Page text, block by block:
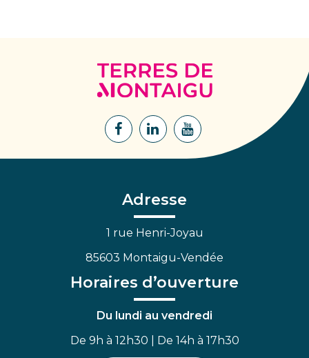
Terres
de
Lien
Facebook
Lien
Lien
Adresse
1 rue Henri-Joyau
85603 Montaigu-Vendée
Horaires d’ouverture
Du lundi au vendredi
De 9h à 12h30 | De 14h à 17h30